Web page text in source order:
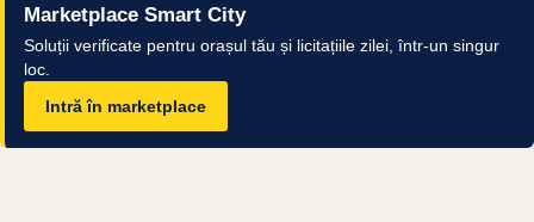
Marketplace Smart City
Soluții verificate pentru orașul tău și licitațiile zilei, într-un singur
loc.
Intră în marketplace